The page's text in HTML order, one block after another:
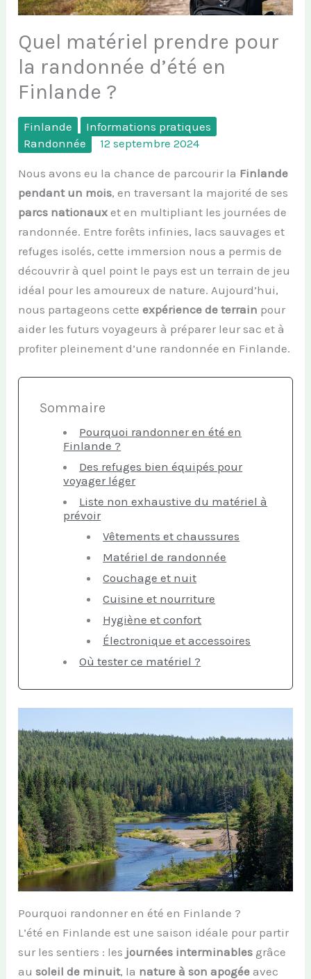
Quel matériel prendre pour
la randonnée d’été en
Finlande ?
Finlande
Informations pratiques
Randonnée
12 septembre 2024
Nous avons eu la chance de parcourir la Finlande
pendant un mois, en traversant la majorité de ses
parcs nationaux et en multipliant les journées de
randonnée. Entre forêts infinies, lacs sauvages et
refuges isolés, cette immersion nous a permis de
découvrir à quel point le pays est un terrain de jeu
idéal pour les amoureux de nature. Aujourd’hui,
nous partageons cetteexpérience de terrain pour
aider les futurs voyageurs à préparer leur sac et à
profiter pleinement d’une randonnée en Finlande.
Sommaire
Pourquoi randonner en été en
Finlande ?
Des refuges bien équipés pour
voyager léger
Liste non exhaustive du matériel à
prévoir
Vêtements et chaussures
Matériel de randonnée
Couchage et nuit
Cuisine et nourriture
Hygiène et confort
Électronique et accessoires
Où tester ce matériel ?
Pourquoi randonner en été en Finlande ?
L’été en Finlande est une saison idéale pour partir
sur les sentiers : les journées interminables grâce
ausoleil de minuit, la nature à son apogée avec